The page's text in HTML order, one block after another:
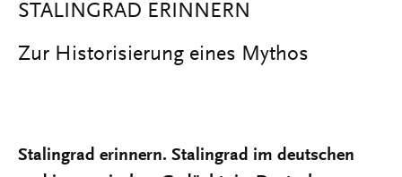
STALINGRAD ERINNERN
Zur Historisierung eines Mythos
Stalingrad erinnern. Stalingrad im deutschen